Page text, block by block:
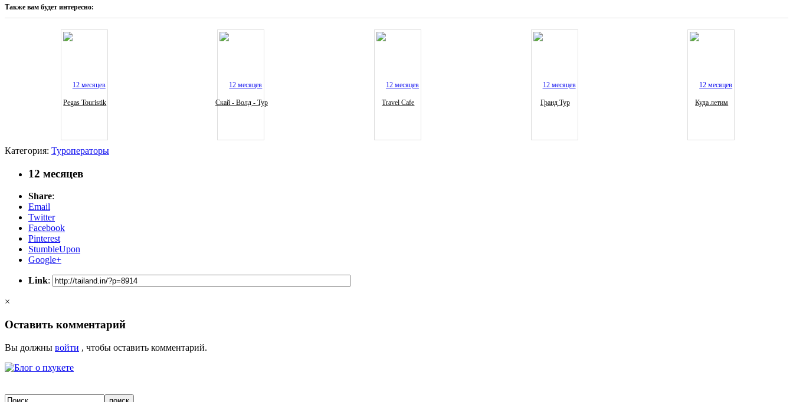
Также вам будет интересно:
Pegas Touristik Скай - Волд - Тур Travel Cafe Гранд Тур Куда летим
Категория: Туроператоры
12 месяцев
Share:
Email
Twitter
Facebook
Pinterest
StumbleUpon
Google+
Link:
×
Оставить комментарий
Вы должны войти , чтобы оставить комментарий.